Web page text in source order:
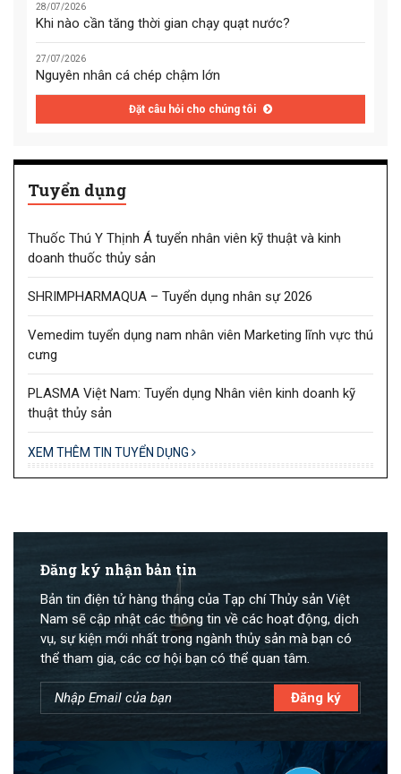
28/07/2026
Khi nào cần tăng thời gian chạy quạt nước?
27/07/2026
Nguyên nhân cá chép chậm lớn
Đặt câu hỏi cho chúng tôi
Tuyển dụng
Thuốc Thú Y Thịnh Á tuyển nhân viên kỹ thuật và kinh
doanh thuốc thủy sản
SHRIMPHARMAQUA – Tuyển dụng nhân sự 2026
Vemedim tuyển dụng nam nhân viên Marketing lĩnh vực thú
cưng
PLASMA Việt Nam: Tuyển dụng Nhân viên kinh doanh kỹ
thuật thủy sản
XEM THÊM TIN TUYỂN DỤNG
Đăng ký nhận bản tin
Bản tin điện tử hàng tháng của Tạp chí Thủy sản Việt
Nam sẽ cập nhật các thông tin về các hoạt động, dịch
vụ, sự kiện mới nhất trong ngành thủy sản mà bạn có
thể tham gia, các cơ hội bạn có thể quan tâm.